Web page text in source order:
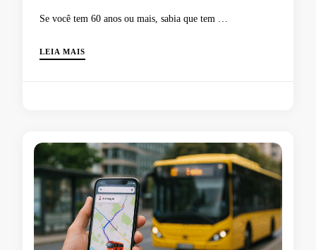
Se você tem 60 anos ou mais, sabia que tem …
LEIA MAIS